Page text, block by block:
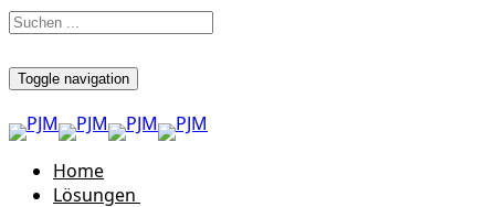
Toggle navigation
Home
Lösungen